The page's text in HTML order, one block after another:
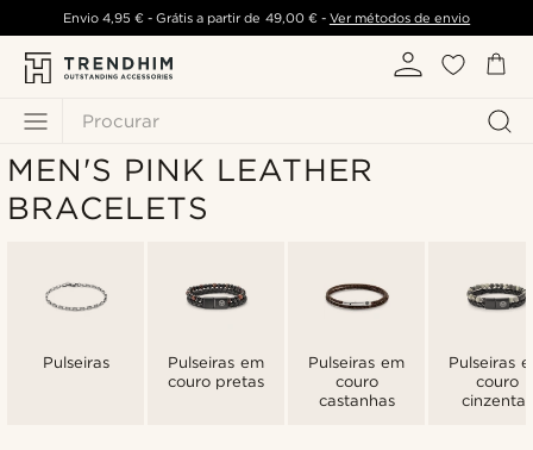
Procurar
Envio 4,95 €- Grátis a partir de 49,00 €- Ver métodos de envio
MEN'S PINK LEATHER
BRACELETS
Pulseiras
Pulseiras em
couro pretas
Pulseiras em
couro
castanhas
Pulseiras
couro
cinzentas